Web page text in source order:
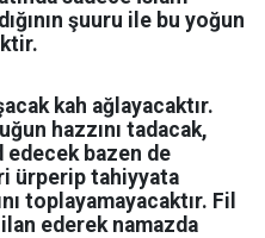
şuuru ile bu yoğun
kah ağlayacaktır.
hazzını tadacak,
edecek bazen de
ürperip tahiyyata
toplayamayacaktır. Fil
ederek namazda